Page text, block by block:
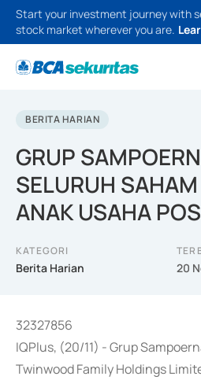
Start your investment journey with
stock market wherever you are.
BERITA HARIAN
GRUP
SELURUH
ANAK USAHA
KATEGORI
Berita Harian 20
32327856
IQPlus, (20/11) - Grup
Twinwood Family Holdings